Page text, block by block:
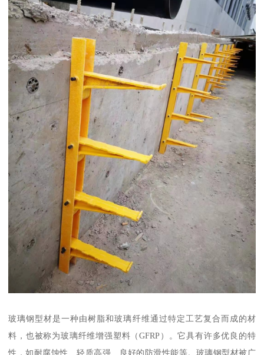
玻璃钢型材是一种由树脂和玻璃纤维通过特定工艺复合而成的材
料，也被称为玻璃纤维增强塑料（GFRP）。它具有许多优良的特
性，如耐腐蚀性、轻质高强、良好的防滑性能等。玻璃钢型材被广